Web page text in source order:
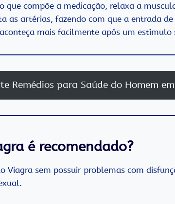
que compõe a medicação, relaxa a
as artérias, fazendo com que a entrada
mais facilmente após um estímulo
Remédios para Saúde do Homem
é recomendado?
Viagra sem possuir problemas com